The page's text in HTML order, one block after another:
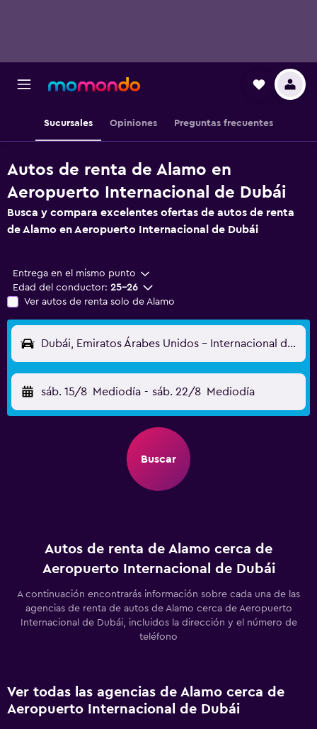
Sucursales Opiniones Preguntas frecuentes
Autos de renta de Alamo en
Aeropuerto Internacional de Dubái
Busca y compara excelentes ofertas de autos de renta
de Alamo en Aeropuerto Internacional de Dubái
Entrega en el mismo punto
Edad del conductor: 25-26
Ver autos de renta solo de Alamo
Dubái, Emiratos Árabes Unidos - Internacional de Dubái (DXB)
sáb. 15/8 Mediodía - sáb. 22/8 Mediodía
Buscar
Autos de renta de Alamo cerca de
Aeropuerto Internacional de Dubái
A continuación encontrarás información sobre cada una de las
agencias de renta de autos de Alamo cerca de Aeropuerto
Internacional de Dubái, incluidos la dirección y el número de
teléfono
Ver todas las agencias de Alamo cerca de
Aeropuerto Internacional de Dubái